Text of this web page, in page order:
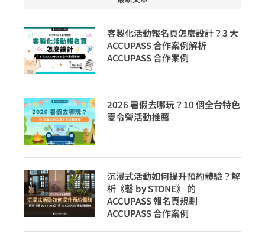
客製化活動報名頁怎麼設計？3 大
ACCUPASS 合作案例解析｜
ACCUPASS 合作案例
2026 暑假去哪玩？10 個全台特色
夏令營活動推薦
沉浸式活動如何提升預約體驗？解
析《磬 by STONE》 的
ACCUPASS 報名頁規劃｜
ACCUPASS 合作案例